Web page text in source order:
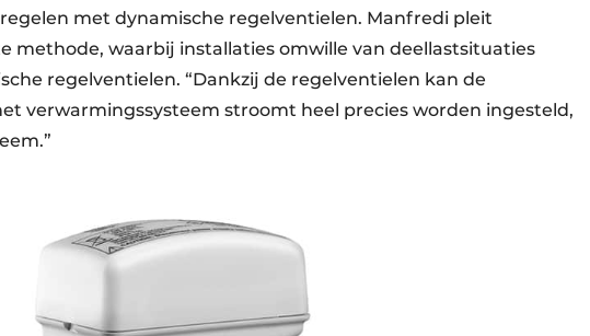
met dynamische regelventielen. Manfredi pleit
methode, waarbij installaties omwille van deellastsituaties
regelventielen. “Dankzij de regelventielen kan de
verwarmingssysteem stroomt heel precies worden ingesteld,